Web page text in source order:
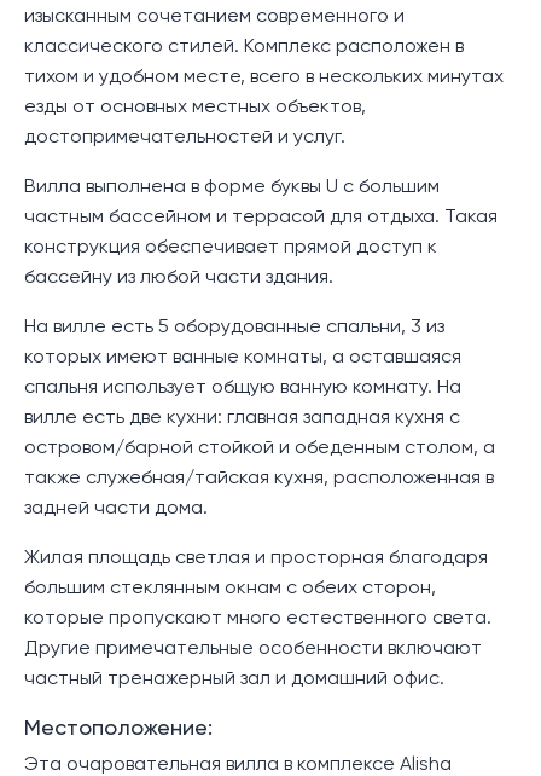
изысканным сочетанием современного и
классического стилей. Комплекс расположен в
тихом и удобном месте, всего в нескольких минутах
езды от основных местных объектов,
достопримечательностей и услуг.
Вилла выполнена в форме буквы U с большим
частным бассейном и террасой для отдыха. Такая
конструкция обеспечивает прямой доступ к
бассейну из любой части здания.
На вилле есть 5 оборудованные спальни, 3 из
которых имеют ванные комнаты, а оставшаяся
спальня использует общую ванную комнату. На
вилле есть две кухни: главная западная кухня с
островом/барной стойкой и обеденным столом, а
также служебная/тайская кухня, расположенная в
задней части дома.
Жилая площадь светлая и просторная благодаря
большим стеклянным окнам с обеих сторон,
которые пропускают много естественного света.
Другие примечательные особенности включают
частный тренажерный зал и домашний офис.
Местоположение:
Эта очаровательная вилла в комплексе Alisha